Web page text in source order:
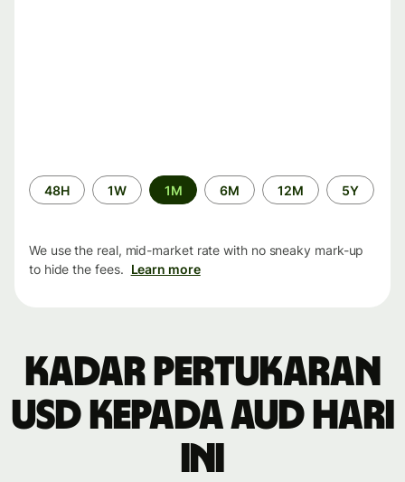
Time
period
48H 1W 1M 6M 12M 5Y
We use the real, mid-market rate with no sneaky mark-up
to hide the fees. Learn more
Kadar pertukaran
USD kepada AUD hari
ini